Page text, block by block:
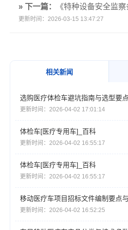
» 下一篇： 《特种设备安全监
更新时间：2026-03-15 13:47:27
相关新闻
选购医疗体检车避坑指南与选型要点
更新时间：2026-04-02 17:01:14
体检车[医疗专用车]_百科
更新时间：2026-04-02 16:55:17
体检车[医疗专用车]_百科
更新时间：2026-04-02 16:55:17
移动医疗车项目招标文件编制要点
更新时间：2026-04-02 16:52:25